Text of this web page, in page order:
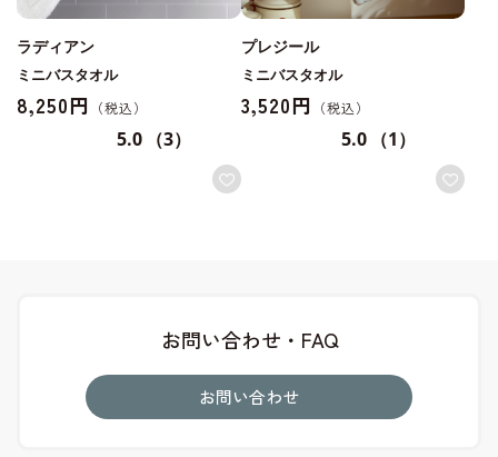
ラディアン
ミニバスタオル
8,250円
5.0 （3）
プレジール
ミニバスタオル
3,520円
5.0 （1）
お問い合わせ・FAQ
お問い合わせ